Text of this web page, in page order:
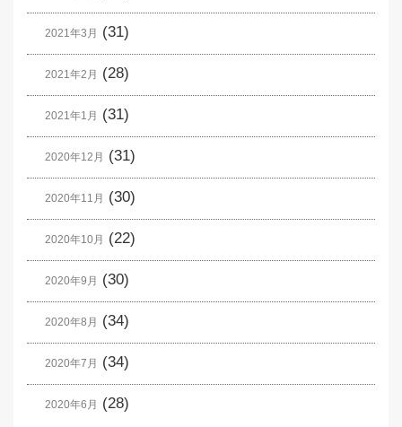
2021年3月 (31)
2021年2月 (28)
2021年1月 (31)
2020年12月 (31)
2020年11月 (30)
2020年10月 (22)
2020年9月 (30)
2020年8月 (34)
2020年7月 (34)
2020年6月 (28)